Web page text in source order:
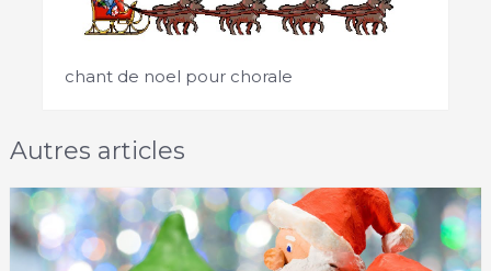
chant de noel pour chorale
Autres articles